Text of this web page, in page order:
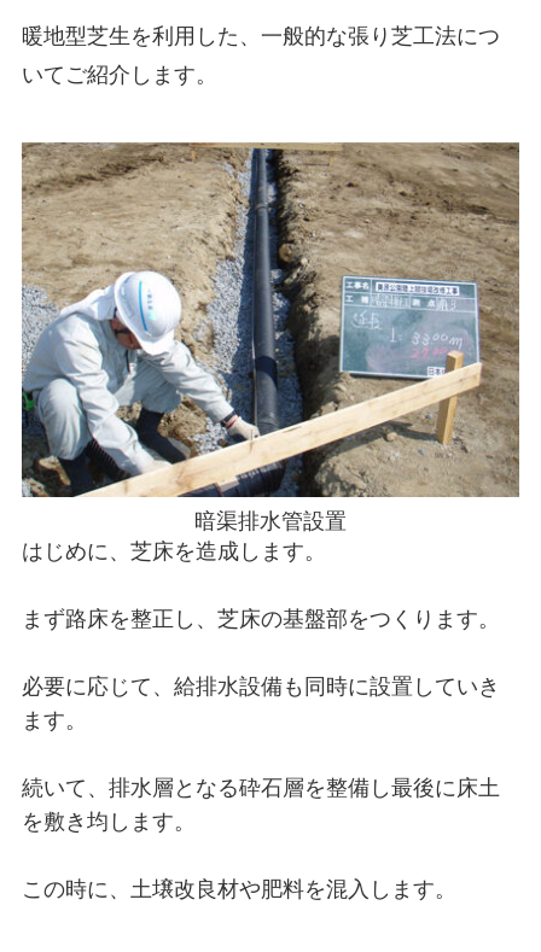
暖地型芝生を利用した、一般的な張り芝工法につ
いてご紹介します。
暗渠排水管設置
はじめに、芝床を造成します。
まず路床を整正し、芝床の基盤部をつくります。
必要に応じて、給排水設備も同時に設置していき
ます。
続いて、排水層となる砕石層を整備し最後に床土
を敷き均します。
この時に、土壌改良材や肥料を混入します。